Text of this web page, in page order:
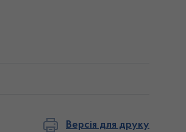
Версія для друку